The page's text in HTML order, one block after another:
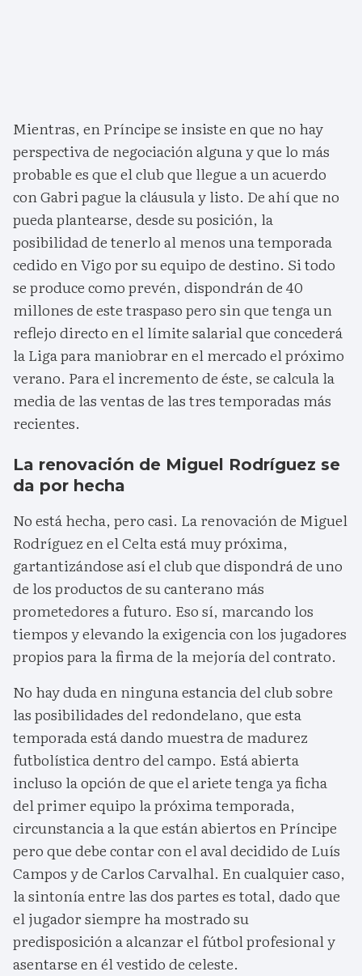
Mientras, en Príncipe se insiste en que no hay
perspectiva de negociación alguna y que lo más
probable es que el club que llegue a un acuerdo
con Gabri pague la cláusula y listo. De ahí que no
pueda plantearse, desde su posición, la
posibilidad de tenerlo al menos una temporada
cedido en Vigo por su equipo de destino. Si todo
se produce como prevén, dispondrán de 40
millones de este traspaso pero sin que tenga un
reflejo directo en el límite salarial que concederá
la Liga para maniobrar en el mercado el próximo
verano. Para el incremento de éste, se calcula la
media de las ventas de las tres temporadas más
recientes.
La renovación de Miguel Rodríguez se
da por hecha
No está hecha, pero casi. La renovación de Miguel
Rodríguez en el Celta está muy próxima,
gartantizándose así el club que dispondrá de uno
de los productos de su canterano más
prometedores a futuro. Eso sí, marcando los
tiempos y elevando la exigencia con los jugadores
propios para la firma de la mejoría del contrato.
No hay duda en ninguna estancia del club sobre
las posibilidades del redondelano, que esta
temporada está dando muestra de madurez
futbolística dentro del campo. Está abierta
incluso la opción de que el ariete tenga ya ficha
del primer equipo la próxima temporada,
circunstancia a la que están abiertos en Príncipe
pero que debe contar con el aval decidido de Luís
Campos y de Carlos Carvalhal. En cualquier caso,
la sintonía entre las dos partes es total, dado que
el jugador siempre ha mostrado su
predisposición a alcanzar el fútbol profesional y
asentarse en él vestido de celeste.